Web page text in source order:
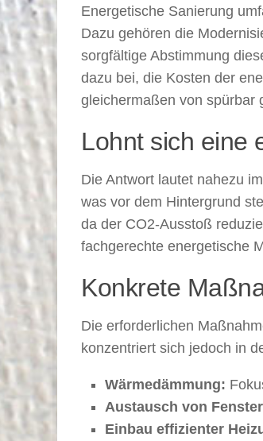
Energetische Sanierung
Dazu gehören die
sorgfältige Abstimmung
dazu bei, die Kosten der
gleichermaßen von spürbar
Lohnt sich eine
Die Antwort lautet nahezu
was vor dem Hintergrund
da der CO2-Ausstoß
fachgerechte energetische
Konkrete
Die erforderlichen
konzentriert sich jedoch in
Wärmedämmung:
Austausch von
Einbau effizienter